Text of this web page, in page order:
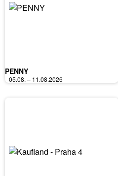
PENNY
05.08. – 11.08.2026